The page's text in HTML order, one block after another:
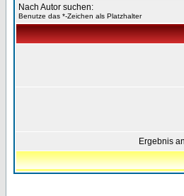
Nach Autor suchen:
Benutze das *-Zeichen als Platzhalter
Ergebnis